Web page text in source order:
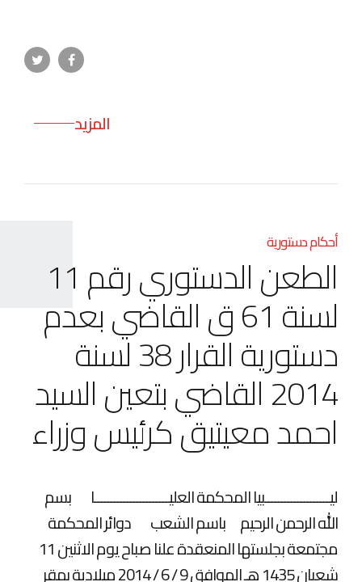
المزيد
أحكام دستورية
الطعن الدستوري رقم 11
لسنة 61 ق القاضي بعدم
دستورية القرار 38 لسنة
2014 القاضي بتعين السيد
احمد معيتيق كرئيس وزراء
ليــــــــــــــــــــبيا المحكمة العليـــــــــــــــــــــــا بسم
الله الرحمن الرحيم باسم الشعب دوائر المحكمة
مجتمعة بجلستها المنعقدة علنا صباح يوم الاثنين 11
شعبان 1435 هـ الموافق 9 / 6 / 2014 ميلادية بمقر